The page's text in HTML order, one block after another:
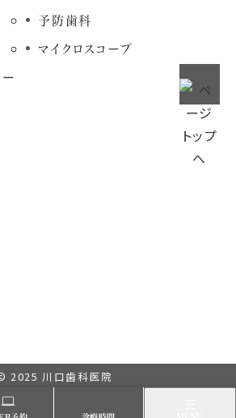
予防歯科
マイクロスコープ
2025 川口歯科医院